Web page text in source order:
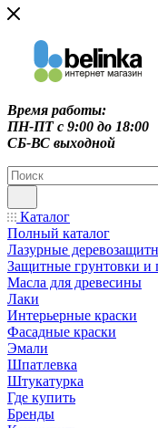
Время работы:
ПН-ПТ c 9:00 до 18:00
СБ-ВС выходной
Каталог
Полный каталог
Лазурные
Защитные грунтовки и
Масла для древесины
Лаки
Интерьерные краски
Фасадные краски
Эмали
Шпатлевка
Штукатурка
Где купить
Бренды